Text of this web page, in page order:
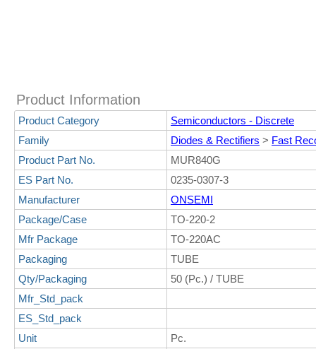
Product Information
Product Category
Semiconductors - Discrete
Family
Diodes & Rectifiers > Fast
Product Part No.
MUR840G
ES Part No.
0235-0307-3
Manufacturer
ONSEMI
Package/Case
TO-220-2
Mfr Package
TO-220AC
Packaging
TUBE
Qty/Packaging
50 (Pc.) / TUBE
Mfr_Std_pack
ES_Std_pack
Unit
Pc.